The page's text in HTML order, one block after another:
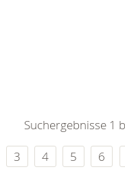
Suchergebnisse 1
3 4 5 6